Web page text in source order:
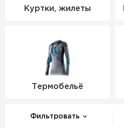
Куртки, жилеты
Термобельё
Фильтровать